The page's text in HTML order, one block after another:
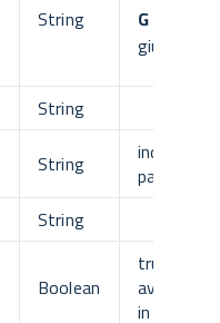
String
G
giuridica
String
String
individua il
pagatore
String
Boolean
true:
avvenuto
in